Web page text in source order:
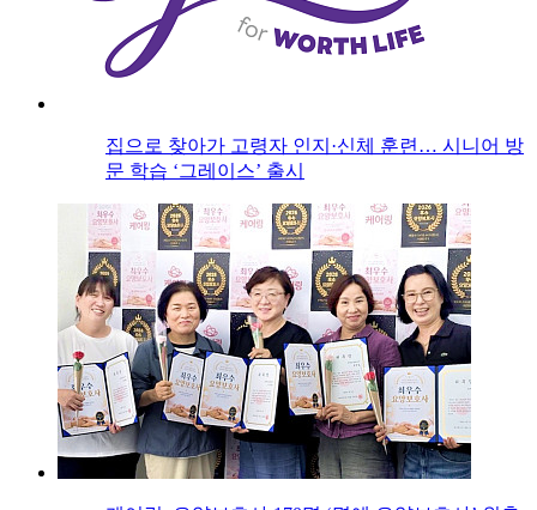
집으로 찾아가 고령자 인지·신체 훈련… 시니어 방
문 학습 ‘그레이스’ 출시